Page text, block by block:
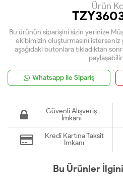
Ürün
Bu ürünün siparişini sizin yerinize
ekibimizin oluşturmasını
aşağıdaki butonlara tıkladıktan
Whatsapp ile Sipariş
Güvenli Alışveriş
İmkanı
Kredi Kartına Taksit
İmkanı
Bu Ürünler